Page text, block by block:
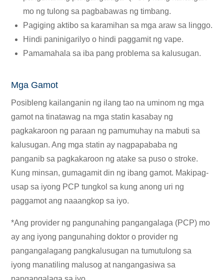
mo ng tulong sa pagbabawas ng timbang.
Pagiging aktibo sa karamihan sa mga araw sa linggo.
Hindi paninigarilyo o hindi paggamit ng vape.
Pamamahala sa iba pang problema sa kalusugan.
Mga Gamot
Posibleng kailanganin ng ilang tao na uminom ng mga
gamot na tinatawag na mga statin kasabay ng
pagkakaroon ng paraan ng pamumuhay na mabuti sa
kalusugan. Ang mga statin ay nagpapababa ng
panganib sa pagkakaroon ng atake sa puso o stroke.
Kung minsan, gumagamit din ng ibang gamot. Makipag-
usap sa iyong PCP tungkol sa kung anong uri ng
paggamot ang naaangkop sa iyo.
*Ang provider ng pangunahing pangangalaga (PCP) mo
ay ang iyong pangunahing doktor o provider ng
pangangalagang pangkalusugan na tumutulong sa
iyong manatiling malusog at nangangasiwa sa